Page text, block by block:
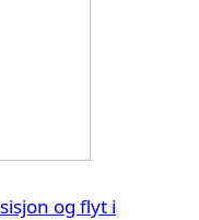
og flyt i